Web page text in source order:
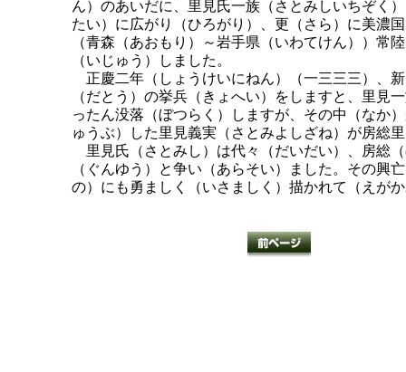
ん）のあいだに、里見氏一族（さとみしいちぞく
たい）に広がり（ひろがり）、更（さら）に美濃
（青森（あおもり）～岩手県（いわてけん））常
（いじゅう）しました。
正慶二年（しょうけいにねん）（一三三三）、
（だとう）の挙兵（きょへい）をしますと、里見
ったん没落（ぼつらく）しますが、その中（なか
ゅうぶ）した里見義実（さとみよしざね）が房総
里見氏（さとみし）は代々（だいだい）、房総
（ぐんゆう）と争い（あらそい）ました。その興
の）にも勇ましく（いさましく）描かれて（えが